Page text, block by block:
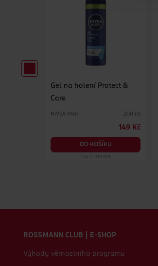
Gel na holení Protect &
Care
NIVEA Men 200 ml
149 Kč
DO KOŠÍKU
Obj. č.: 318389
ROSSMANN CLUB | E-SHOP
Výhody věrnostního programu